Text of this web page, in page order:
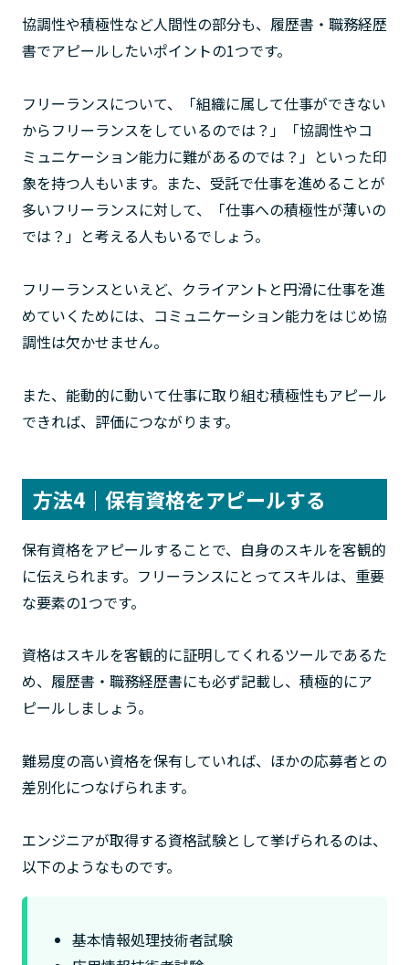
協調性や積極性など人間性の部分も、履歴書・職務経歴
書でアピールしたいポイントの1つです。
フリーランスについて、「組織に属して仕事ができない
からフリーランスをしているのでは？」「協調性やコ
ミュニケーション能力に難があるのでは？」といった印
象を持つ人もいます。また、受託で仕事を進めることが
多いフリーランスに対して、「仕事への積極性が薄いの
では？」と考える人もいるでしょう。
フリーランスといえど、クライアントと円滑に仕事を進
めていくためには、コミュニケーション能力をはじめ協
調性は欠かせません。
また、能動的に動いて仕事に取り組む積極性もアピール
できれば、評価につながります。
方法4｜保有資格をアピールする
保有資格をアピールすることで、自身のスキルを客観的
に伝えられます。フリーランスにとってスキルは、重要
な要素の1つです。
資格はスキルを客観的に証明してくれるツールであるた
め、履歴書・職務経歴書にも必ず記載し、積極的にア
ピールしましょう。
難易度の高い資格を保有していれば、ほかの応募者との
差別化につなげられます。
エンジニアが取得する資格試験として挙げられるのは、
以下のようなものです。
基本情報処理技術者試験